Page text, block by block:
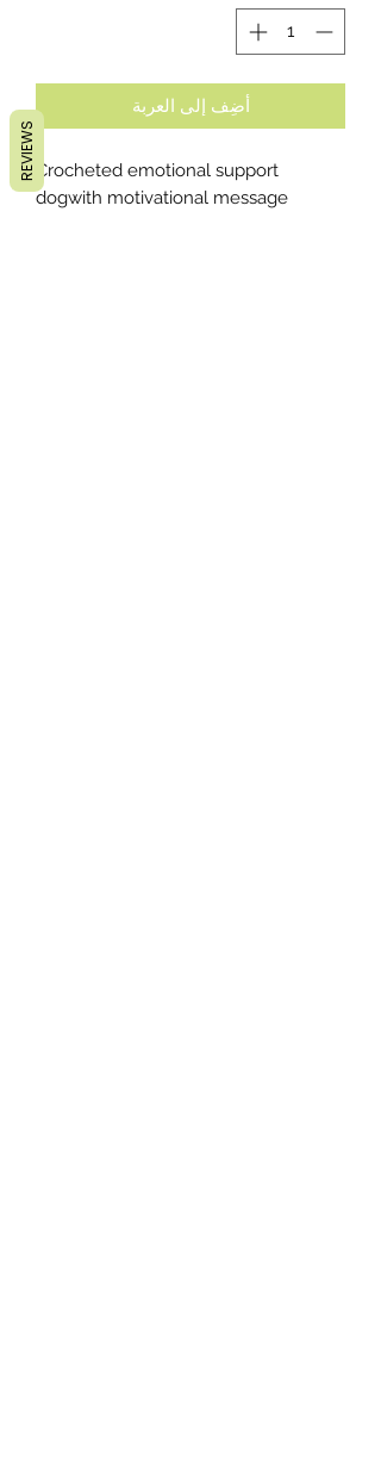
أضِف إلى العربة
Crocheted emotional support
dogwith motivational message
REVIEWS